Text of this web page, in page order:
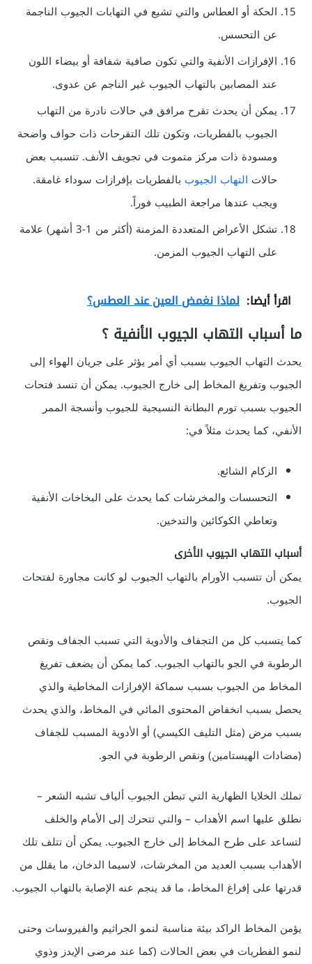
الحكة أو العطاس والتي تشيع في التهابات الجيوب الناجمة
عن التحسس.
الإفرازات الأنفية والتي تكون صافية شفافة أو بيضاء اللون
عند المصابين بالتهاب الجيوب غير الناجم عن عدوى.
يمكن أن يحدث تقرح مرافق في حالات نادرة من التهاب
الجيوب بالفطريات، وتكون تلك التقرحات ذات حواف واضحة
ومسودة ذات مركز متموت في تجويف الأنف. تتسبب بعض
حالات التهاب الجيوب بالفطريات بإفرازات سوداء غامقة.
ويجب عندها مراجعة الطبيب فوراً.
تشكل الأعراض المتعددة المزمنة (أكثر من 1-3 أشهر) علامة
على التهاب الجيوب المزمن.
اقرأ أيضا: لماذا نغمض العين عند العطس؟
ما أسباب التهاب الجيوب الأنفية ؟
يحدث التهاب الجيوب بسبب أي أمر يؤثر على جريان الهواء إلى
الجيوب وتفريغ المخاط إلى خارج الجيوب. يمكن أن تنسد فتحات
الجيوب بسبب تورم البطانة النسيجية للجيوب وأنسجة الممر
الأنفي، كما يحدث مثلاً في:
الزكام الشائع.
التحسسات والمخرشات كما يحدث على البخاخات الأنفية
وتعاطي الكوكائين والتدخين.
أسباب التهاب الجيوب الأخرى
يمكن أن تتسبب الأورام بالتهاب الجيوب لو كانت مجاورة لفتحات
الجيوب.
كما يتسبب كل من التجفاف والأدوية التي تسبب الجفاف ونقص
الرطوبة في الجو بالتهاب الجيوب. كما يمكن أن يضعف تفريغ
المخاط من الجيوب بسبب سماكة الإفرازات المخاطية والذي
يحصل بسبب انخفاض المحتوى المائي في المخاط، والذي يحدث
بسبب مرض (مثل التليف الكيسي) أو الأدوية المسبب للجفاف
(مضادات الهيستامين) ونقص الرطوبة في الجو.
تملك الخلايا الظهارية التي تبطن الجيوب ألياف تشبه الشعر –
نطلق عليها اسم الأهداب – والتي تتحرك إلى الأمام والخلف
لتساعد على طرح المخاط إلى خارج الجيوب. يمكن أن تتلف تلك
الأهداب بسبب العديد من المخرشات، لاسيما الدخان، ما يقلل من
قدرتها على إفراغ المخاط، ما قد ينجم عنه الإصابة بالتهاب الجيوب.
يؤمن المخاط الراكد بيئة مناسبة لنمو الجراثيم والفيروسات وحتى
لنمو الفطريات في بعض الحالات (كما عند مرضى الإيدز وذوي